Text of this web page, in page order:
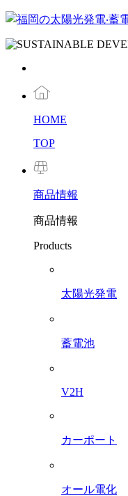
HOME
TOP
商品情報
商品情報
Products
太陽光発電
蓄電池
V2H
カーポート
オール電化